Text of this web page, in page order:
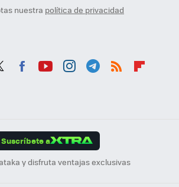
nuestra política de privacidad
Suscríbete a
y disfruta ventajas exclusivas